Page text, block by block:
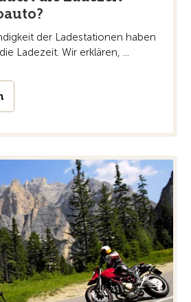
der Ladestationen haben
Ladezeit. Wir erklären, ...